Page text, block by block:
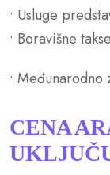
• Usluge
• Boravišne takse
•
CENA